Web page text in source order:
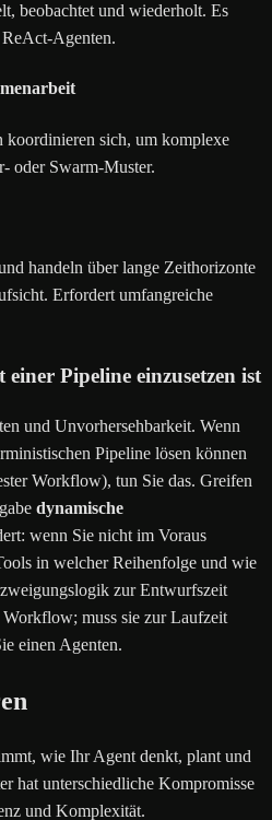
beobachtet und wiederholt. Es
Agenten.
koordinieren sich, um komplexe
oder Swarm-Muster.
handeln über lange Zeithorizonte
Erfordert umfangreiche
Pipeline einzusetzen ist
und Unvorhersehbarkeit. Wenn
Pipeline lösen können
Workflow), tun Sie das. Greifen
dynamische
wenn Sie nicht im Voraus
in welcher Reihenfolge und wie
zur Entwurfszeit
muss sie zur Laufzeit
einen Agenten.
wie Ihr Agent denkt, plant und
hat unterschiedliche Kompromisse
und Komplexität.